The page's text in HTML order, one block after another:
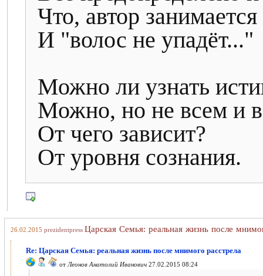
Что, автор
И "волос не упадёт..."
Можно ли узнать
Можно, но не всем и
От чего зависит?
От уровня сознания.
26.02.2015 prezidentpress Царская Семья: реальная жизнь после
Re: Царская Семья: реальная жизнь после мнимого расстрела
от Леонов Анатолий Иванович 27.02.2015 08:24